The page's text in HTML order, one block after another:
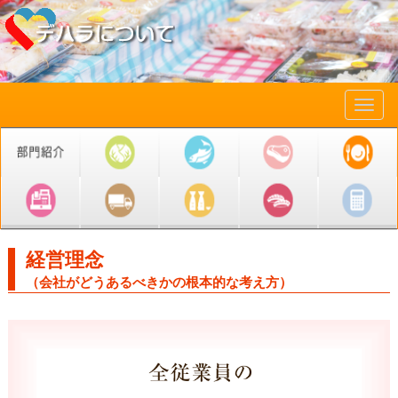
メ
ュ
ー
経営理念
（会社がどうあるべきかの根本的な考え方）